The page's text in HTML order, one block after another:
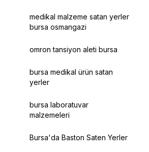
medikal malzeme satan yerler
bursa osmangazi
omron tansiyon aleti bursa
bursa medikal ürün satan
yerler
bursa laboratuvar
malzemeleri
Bursa'da Baston Saten Yerler